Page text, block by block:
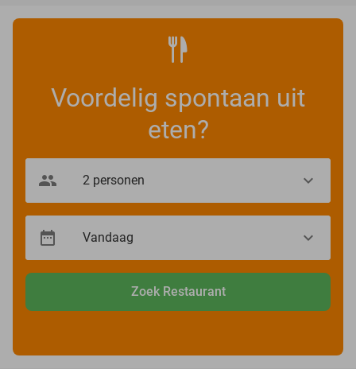
Voordelig spontaan uit
eten?
Zoek Restaurant